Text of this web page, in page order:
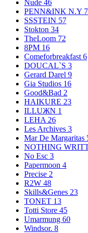
Nude 46
PENN&INK N.Y
SSSTEIN 57
Stokton 34
TheLoom 72
8PM 16
Comeforbreakfast 6
DOUCAL`S 3
Gerard Darel 9
Gia Studios 16
Good&Bad 2
HAIKURE 23
ILLUЖN 1
LEHA 26
Les Archives 3
Mar De Margaritas
NOTHING
No Esc 3
Papermoon 4
Precise 2
R2W 48
Skills&Genes 23
TONET 13
Totti Store 45
Umarmung 60
Windsor. 8